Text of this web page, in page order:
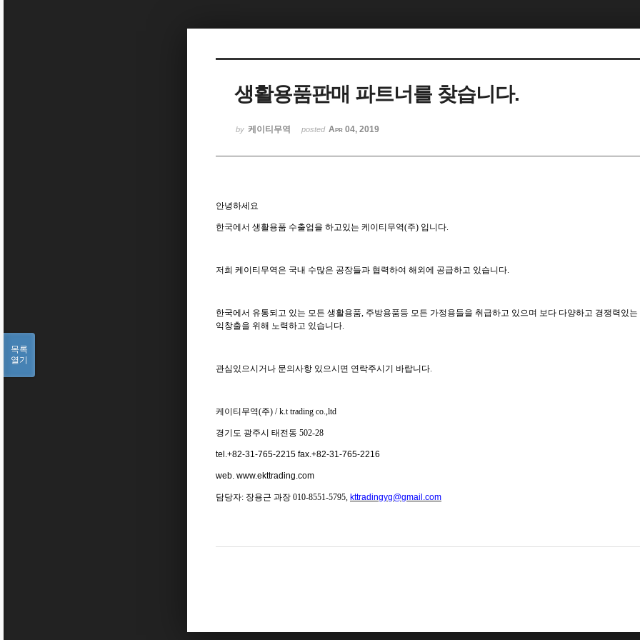
생활용품판매 파트너를 찾습니다.
by 케이티무역 posted Apr 04, 2019
안녕하세요
한국에서 생활용품 수출업을 하고있는 케이티무역(주) 입니다.
저희 케이티무역은 국내 수많은 공장들과 협력하여 해외에 공급하고 있습니다.
한국에서 유통되고 있는 모든 생활용품, 주방용품등 모든 가정용들을 취급하고 있으며 보다 다양하고 경쟁력있
익창출을 위해 노력하고 있습니다.
관심있으시거나 문의사항 있으시면 연락주시기 바랍니다.
케이티무역(주) / k.t trading co.,ltd
경기도 광주시 태전동 502-28
tel.+82-31-765-2215 fax.+82-31-765-2216
web. www.ekttrading.com
담당자: 장용근 과장 010-8551-5795, kttradingyg@gmail.com
목록
열기
Sketchbook5, 스케치북5
Sketchbook5, 스케치북5